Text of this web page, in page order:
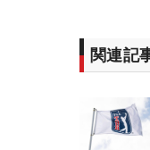
関連記